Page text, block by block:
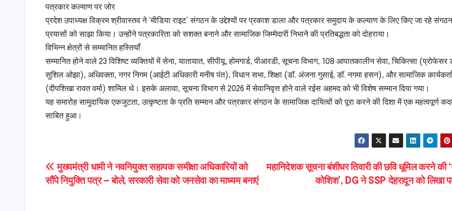
​पत्रकार कल्याण पर जोर
​प्रदेश उपाध्यक्ष विक्रम श्रीवास्तव ने ‘मीडिया राइट’ संगठन के उद्देश्यों पर प्रकाश डाला और पत्रकार समुदाय के कल्याण के लिए किए जा रहे
प्रयासों को साझा किया। उन्होंने पत्रकारिता को सशक्त बनाने और सामाजिक जिम्मेदारी निभाने की प्रतिबद्धता को दोहराया।
​विभिन्न क्षेत्रों से सम्मानित हस्तियाँ
​सम्मानित होने वाले 23 विशिष्ट व्यक्तियों में सेना, यातायात, सीपीयू, होमगार्ड, पीआरडी, सूचना विभाग, 108 आपातकालीन सेवा, चिकित्सा (प्रोफेसर
सुशिल ओझा), अधिवक्ता, नगर निगम (आईटी अधिकारी मनीष पंत), विधान सभा, शिक्षा (डॉ. अंजना गुसाई, डॉ. नगमा हसन), और सामाजिक
(दीपशिखा रावत वर्मा) शामिल थे। इसके अलावा, सूचना विभाग से 2026 में सेवानिवृत्त होने वाले रईस अहमद को भी विशेष सम्मान दिया गया।
​यह समारोह सामुदायिक एकजुटता, उत्कृष्टता के प्रति सम्मान और पत्रकार संगठन के सामाजिक दायित्वों को पूरा करने की दिशा में एक महत्वपूर्ण
साबित हुआ।
Post
navigation
महानिदेशक सूचना बंशीधर तिवारी की छवि धूमिल करने की
कोशिश’, DG ने SSP देहरादून को लिखा
मुख्यमंत्री धामी ने नवनियुक्त सहायक समीक्षा अधिकारियों को
सौंपे नियुक्ति पत्र — बोले, सरकारी सेवा को जनसेवा का माध्यम बनाएं